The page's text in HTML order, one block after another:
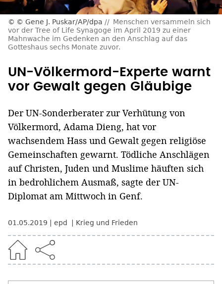
© Gene J. Puskar/AP/dpa
Menschen versammeln sich
vor der Tree of Life Synagoge im April 2019 zu einer
Mahnwache im Gedenken an den Anschlag auf das
Gotteshaus sechs Monate zuvor.
UN-Völkermord-Experte warnt
vor Gewalt gegen Gläubige
Der UN-Sonderberater zur Verhütung von
Völkermord, Adama Dieng, hat vor
wachsendem Hass und Gewalt gegen religiöse
Gemeinschaften gewarnt. Tödliche Anschlägen
auf Christen, Juden und Muslime häuften sich
in bedrohlichem Ausmaß, sagte der UN-
Diplomat am Mittwoch in Genf.
01.05.2019 epd Krieg und Frieden